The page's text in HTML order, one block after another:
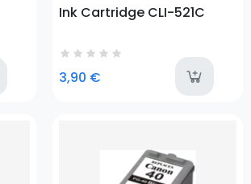
available
Ink Cartridge CLI-521C
3,90 €